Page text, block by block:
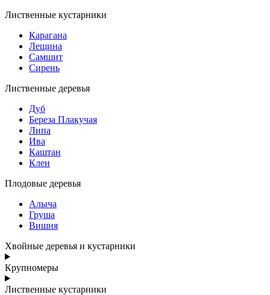
Лиственные кустарники
Карагана
Лещина
Самшит
Сирень
Лиственные деревья
Дуб
Береза Плакучая
Липа
Ива
Каштан
Клен
Плодовые деревья
Алыча
Груша
Вишня
Хвойные деревья и кустарники
Крупномеры
Лиственные кустарники